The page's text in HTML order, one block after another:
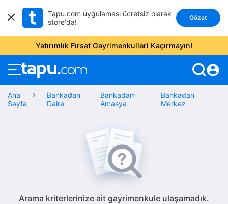
Tapu.com uygulaması ücretsiz olarak
store'da!
Gözat
Yatırımlık Fırsat Gayrimenkulleri Kaçırmayın!
account_circle
Ana
Sayfa
Bankadan
Daire
Bankadan
Amasya
Bankadan
Merkez
Arama kriterlerinize ait gayrimenkule ulaşamadık.